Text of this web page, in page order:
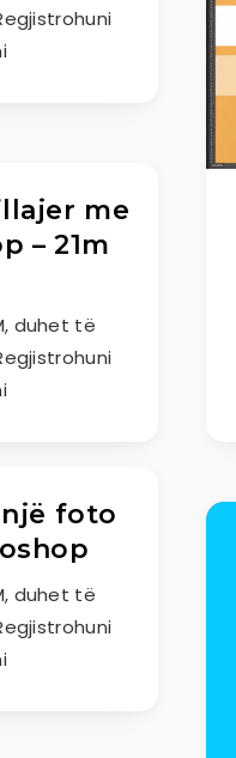
me
– 21m
duhet të
foto
duhet të